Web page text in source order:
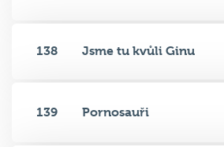
138 Jsme tu kvůli Ginu
139 Pornosauři